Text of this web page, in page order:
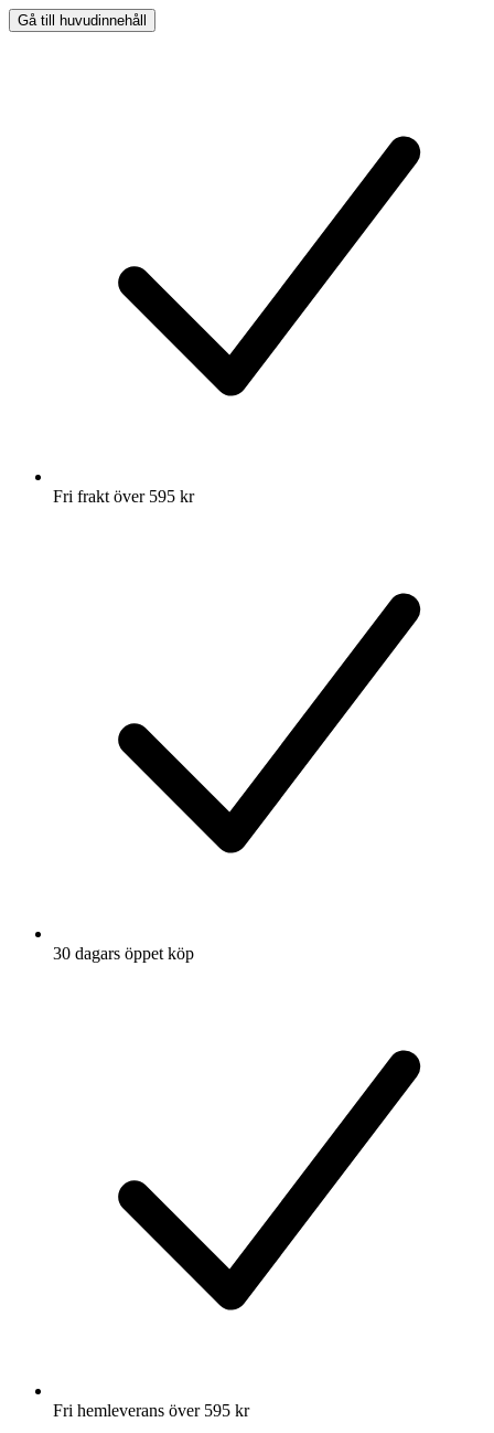
Gå till huvudinnehåll
Fri frakt över 595 kr
30 dagars öppet köp
Fri hemleverans över 595 kr